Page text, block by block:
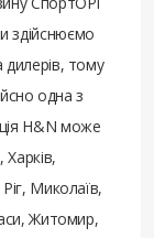
здійснюємо
дилерів, тому
одна з
H&N може
Миколаїв,
Житомир,